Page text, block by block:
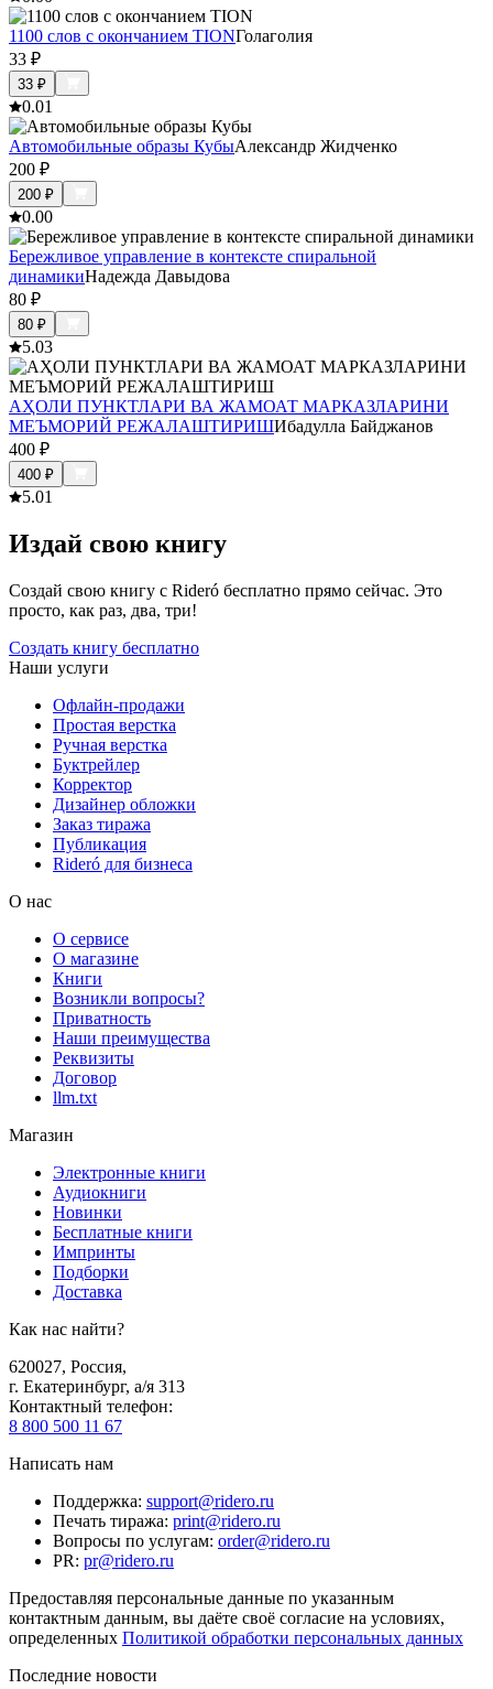
1100 слов с окончанием TIONГолаголия
33 ₽
33 ₽
0.01
Автомобильные образы КубыАлександр Жидченко
200 ₽
200 ₽
0.00
Бережливое управление в контексте спиральной
динамикиНадежда Давыдова
80 ₽
80 ₽
5.03
АҲОЛИ ПУНКТЛАРИ ВА ЖАМОАТ МАРКАЗЛАРИНИ
МЕЪМОРИЙ РЕЖАЛАШТИРИШИбадулла Байджанов
400 ₽
400 ₽
5.01
Издай свою книгу
Создай свою книгу с Rideró бесплатно прямо сейчас. Это
просто, как раз, два, три!
Создать книгу бесплатно
Наши услуги
Офлайн-продажи
Простая верстка
Ручная верстка
Буктрейлер
Корректор
Дизайнер обложки
Заказ тиража
Публикация
Rideró для бизнеса
О нас
О сервисе
О магазине
Книги
Возникли вопросы?
Приватность
Наши преимущества
Реквизиты
Договор
llm.txt
Магазин
Электронные книги
Аудиокниги
Новинки
Бесплатные книги
Импринты
Подборки
Доставка
Как нас найти?
620027, Россия,
г. Екатеринбург, а/я 313
Контактный телефон:
8 800 500 11 67
Написать нам
Поддержка: support@ridero.ru
Печать тиража: print@ridero.ru
Вопросы по услугам: order@ridero.ru
PR: pr@ridero.ru
Предоставляя персональные данные по указанным
контактным данным, вы даёте своё согласие на условиях,
определенных Политикой обработки персональных данных
Последние новости